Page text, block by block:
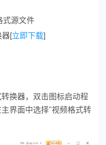
式源文件
器[立即下载]
换器，双击图标启动程
界面中选择"视频格式转